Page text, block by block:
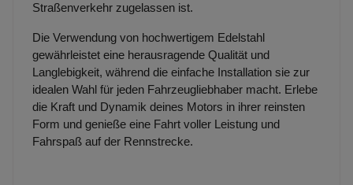
Straßenverkehr zugelassen ist.
Die Verwendung von hochwertigem Edelstahl
gewährleistet eine herausragende Qualität und
Langlebigkeit, während die einfache Installation sie zur
idealen Wahl für jeden Fahrzeugliebhaber macht. Erlebe
die Kraft und Dynamik deines Motors in ihrer reinsten
Form und genieße eine Fahrt voller Leistung und
Fahrspaß auf der Rennstrecke.